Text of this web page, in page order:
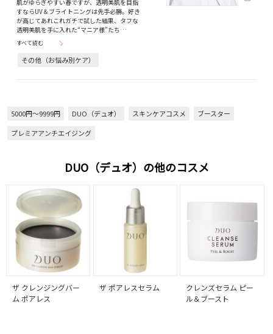
肌がゆらぎやすい春ですが、透明美肌を目指
すならUV＆ブライトニングは先手必勝。好き
が高じてあれこれガチで試した結果、タフな
透明美肌を手に入れた“マニア様”たち…
すべて読む
その他（お悩み別ケア）
5000円～9999円 DUO（デュオ） スキンケアコスメ
ブースター
プレミアアンチエイジング
DUO（デュオ）の他のコスメ
ザ クレンジングバー
ム ポアレス
ザ ポアレスセラム
クレンズセラム ピー
ル＆ブースト